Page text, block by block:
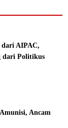
AIPAC,
dari Politikus
Ancam